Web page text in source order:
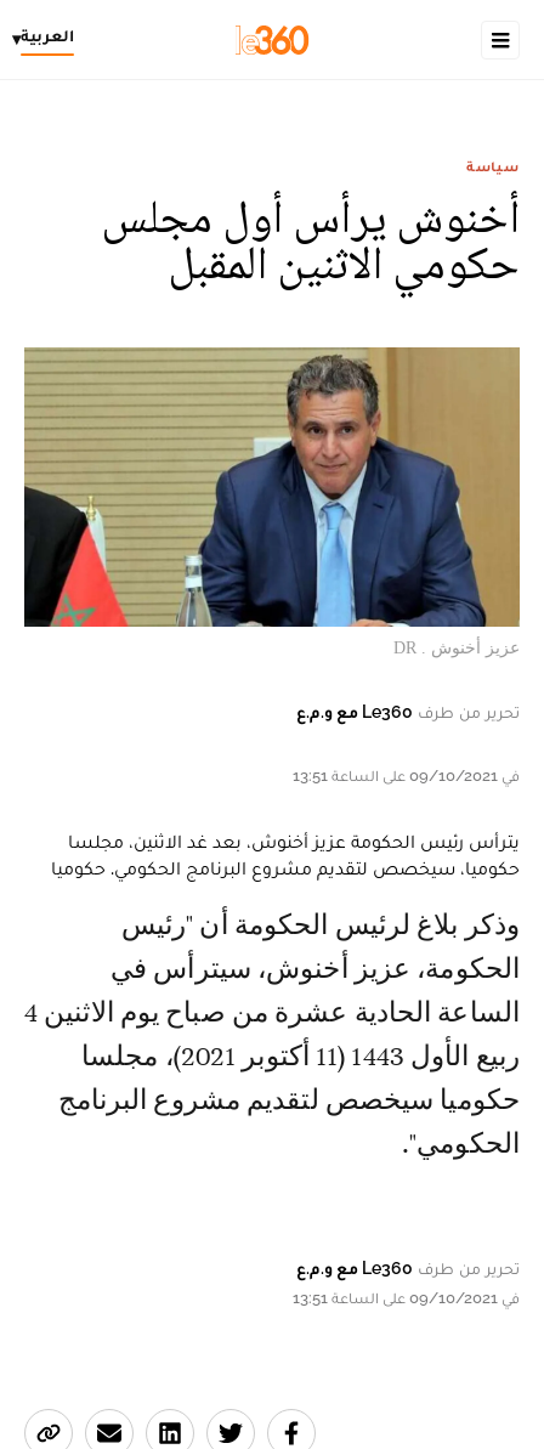
العربية▾
سياسة
أخنوش يرأس أول مجلس
حكومي الاثنين المقبل
عزيز أخنوش . DR
تحرير من طرف Le360 مع و.م.ع
في 09/10/2021 على الساعة 13:51
يترأس رئيس الحكومة عزيز أخنوش، بعد غد الاثنين، مجلسا
حكوميا، سيخصص لتقديم مشروع البرنامج الحكومي. حكوميا
وذكر بلاغ لرئيس الحكومة أن "رئيس
الحكومة، عزيز أخنوش، سيترأس في
الساعة الحادية عشرة من صباح يوم الاثنين 4
ربيع الأول 1443 (11 أكتوبر 2021)، مجلسا
حكوميا سيخصص لتقديم مشروع البرنامج
الحكومي".
تحرير من طرف Le360 مع و.م.ع
في 09/10/2021 على الساعة 13:51